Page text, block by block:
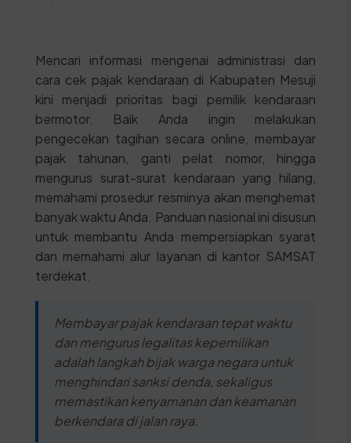
Mencari informasi mengenai administrasi dan
cara cek pajak kendaraan di Kabupaten Mesuji
kini menjadi prioritas bagi pemilik kendaraan
bermotor. Baik Anda ingin melakukan
pengecekan tagihan secara online, membayar
pajak tahunan, ganti pelat nomor, hingga
mengurus surat-surat kendaraan yang hilang,
memahami prosedur resminya akan menghemat
banyak waktu Anda. Panduan nasional ini disusun
untuk membantu Anda mempersiapkan syarat
dan memahami alur layanan di kantor SAMSAT
terdekat.
Membayar pajak kendaraan tepat waktu
dan mengurus legalitas kepemilikan
adalah langkah bijak warga negara untuk
menghindari sanksi denda, sekaligus
memastikan kenyamanan dan keamanan
berkendara di jalan raya.